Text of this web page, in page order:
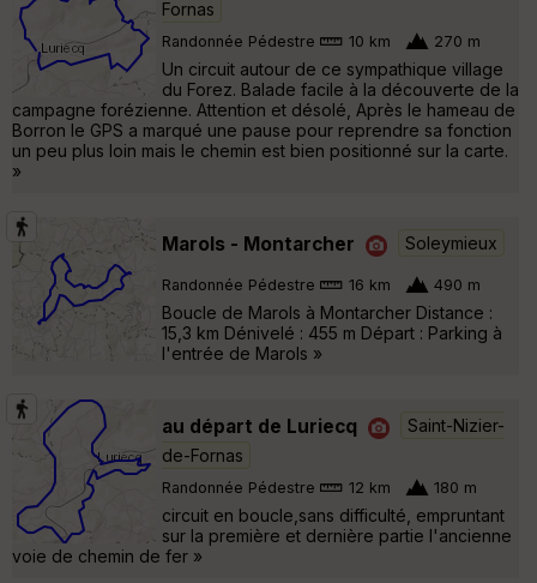
Fornas
Randonnée Pédestre 10 km 270 m
Un circuit autour de ce sympathique village
du Forez. Balade facile à la découverte de la
campagne forézienne. Attention et désolé, Après le hameau de
Borron le GPS a marqué une pause pour reprendre sa fonction
un peu plus loin mais le chemin est bien positionné sur la carte.
»
Marols - Montarcher Soleymieux
Randonnée Pédestre 16 km 490 m
Boucle de Marols à Montarcher Distance :
15,3 km Dénivelé : 455 m Départ : Parking à
l'entrée de Marols »
au départ de Luriecq
Saint-Nizier-
de-Fornas
Randonnée Pédestre 12 km 180 m
circuit en boucle,sans difficulté, empruntant
sur la première et dernière partie l'ancienne
voie de chemin de fer »